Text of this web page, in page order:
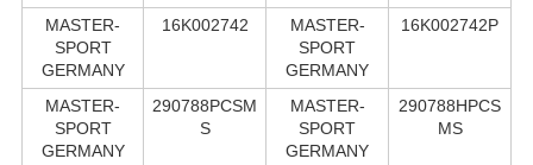
MASTER-
SPORT
GERMANY
16K002742
MASTER-
SPORT
GERMANY
16K002742P
MASTER-
SPORT
GERMANY
290788PCSM
S
MASTER-
SPORT
GERMANY
290788HPCS
MS